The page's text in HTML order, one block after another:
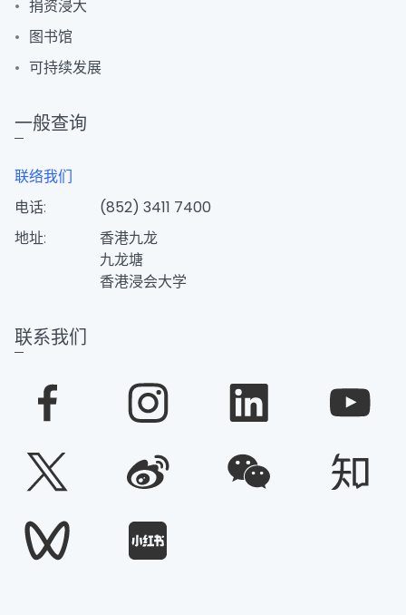
捐资浸大
图书馆
可持续发展
一般查询
联络我们
电话:
(852) 3411 7400
地址:
香港九龙
九龙塘
香港浸会大学
联系我们